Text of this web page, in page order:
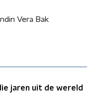
Vera Bak
jaren uit de wereld